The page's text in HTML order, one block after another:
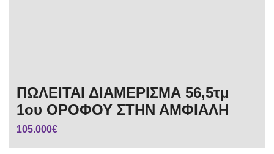
ΠΩΛΕΙΤΑΙ ΔΙΑΜΕΡΙΣΜΑ 56,5τμ
1ου ΟΡΟΦΟΥ ΣΤΗΝ ΑΜΦΙΑΛΗ
105.000€